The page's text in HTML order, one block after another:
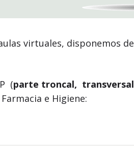
virtuales, disponemos de
(parte troncal, transversal
e Higiene: